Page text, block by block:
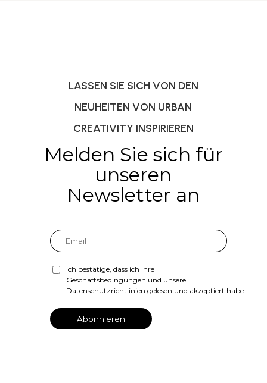
LASSEN SIE SICH VON DEN
NEUHEITEN VON URBAN
CREATIVITY INSPIRIEREN
Melden Sie sich für
unseren
Newsletter an
Ich bestätige, dass ich Ihre
Geschäftsbedingungen und unsere
Datenschutzrichtlinien gelesen und akzeptiert habe